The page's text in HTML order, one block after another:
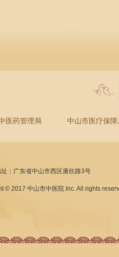
医药管理局 中山市医疗保障
：广东省中山市西区康欣路3号
© 2017 中山市中医院 Inc. All rights